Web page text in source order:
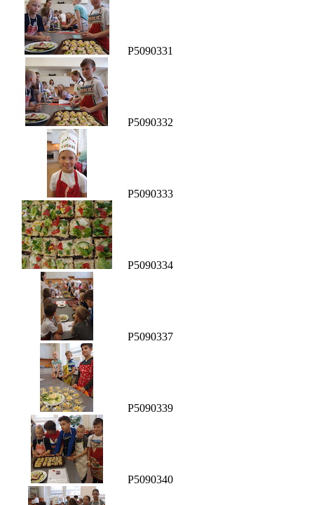
P5090331
P5090332
P5090333
P5090334
P5090337
P5090339
P5090340